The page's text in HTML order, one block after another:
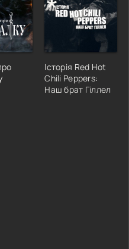
Історія Red Hot
Chili Peppers:
Наш брат Гіллел